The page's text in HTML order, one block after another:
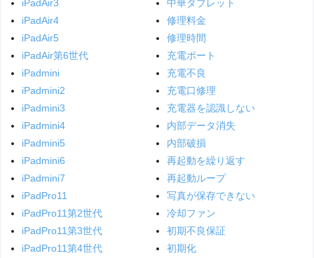
iPadAir3
iPadAir4
iPadAir5
iPadAir第6世代
iPadmini
iPadmini2
iPadmini3
iPadmini4
iPadmini5
iPadmini6
iPadmini7
iPadPro11
iPadPro11第2世代
iPadPro11第3世代
iPadPro11第4世代
中華タブレット
修理料金
修理時間
充電ポート
充電不良
充電口修理
充電器を認識しない
内部データ消失
内部破損
再起動を繰り返す
再起動ループ
写真が保存できない
冷却ファン
初期不良保証
初期化